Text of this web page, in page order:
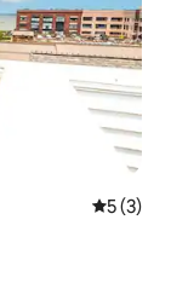
5 पैकी 5
5 (3)